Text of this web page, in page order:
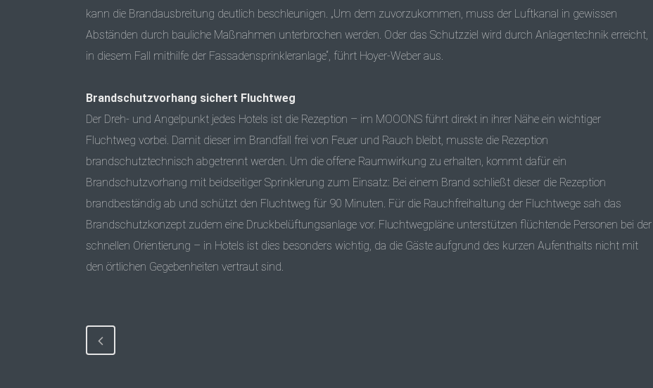
kann die Brandausbreitung deutlich beschleunigen. „Um dem zuvorzukommen, muss der Luftkanal in gewissen
Abständen durch bauliche Maßnahmen unterbrochen werden. Oder das Schutzziel wird durch Anlagentechnik erreicht,
in diesem Fall mithilfe der Fassadensprinkleranlage“, führt Hoyer-Weber aus.
Brandschutzvorhang sichert Fluchtweg
Der Dreh- und Angelpunkt jedes Hotels ist die Rezeption – im MOOONS führt direkt in ihrer Nähe ein wichtiger
Fluchtweg vorbei. Damit dieser im Brandfall frei von Feuer und Rauch bleibt, musste die Rezeption
brandschutztechnisch abgetrennt werden. Um die offene Raumwirkung zu erhalten, kommt dafür ein
Brandschutzvorhang mit beidseitiger Sprinklerung zum Einsatz: Bei einem Brand schließt dieser die Rezeption
brandbeständig ab und schützt den Fluchtweg für 90 Minuten. Für die Rauchfreihaltung der Fluchtwege sah das
Brandschutzkonzept zudem eine Druckbelüftungsanlage vor. Fluchtwegpläne unterstützen flüchtende Personen bei der
schnellen Orientierung – in Hotels ist dies besonders wichtig, da die Gäste aufgrund des kurzen Aufenthalts nicht mit
den örtlichen Gegebenheiten vertraut sind.